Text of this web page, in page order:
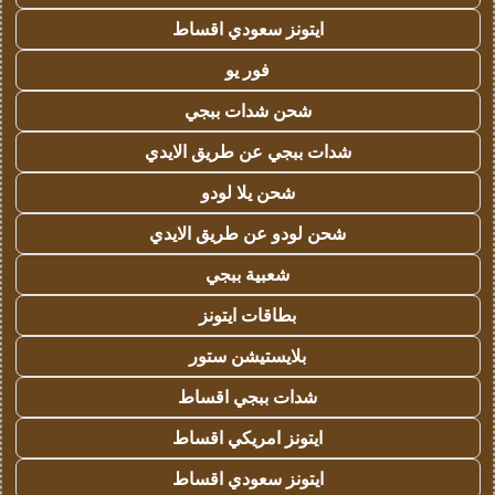
ايتونز سعودي اقساط
فور يو
شحن شدات ببجي
شدات ببجي عن طريق الايدي
شحن يلا لودو
شحن لودو عن طريق الايدي
شعبية ببجي
بطاقات ايتونز
بلايستيشن ستور
شدات ببجي اقساط
ايتونز امريكي اقساط
ايتونز سعودي اقساط